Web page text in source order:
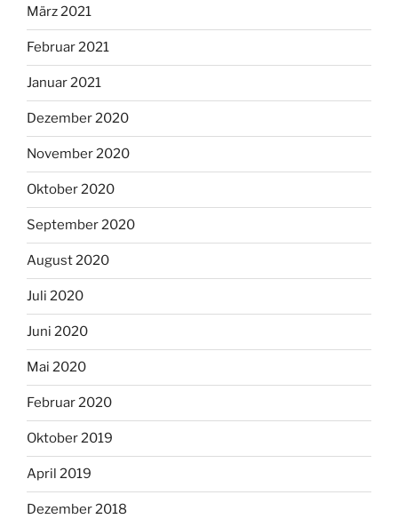
März 2021
Februar 2021
Januar 2021
Dezember 2020
November 2020
Oktober 2020
September 2020
August 2020
Juli 2020
Juni 2020
Mai 2020
Februar 2020
Oktober 2019
April 2019
Dezember 2018